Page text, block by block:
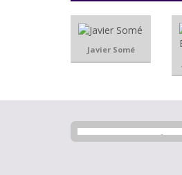
Javier Somé